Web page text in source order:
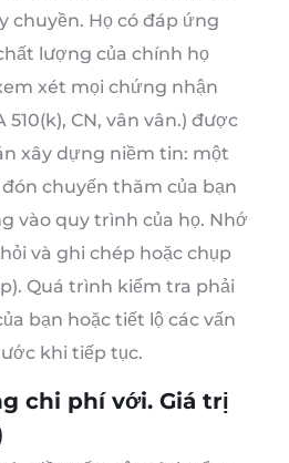
chuyền. Họ có đáp ứng
lượng của chính họ
xét mọi chứng nhận
510(k), CN, vân vân.) được
xây dựng niềm tin: một
chuyến thăm của bạn
vào quy trình của họ. Nhớ
và ghi chép hoặc chụp
Quá trình kiểm tra phải
bạn hoặc tiết lộ các vấn
khi tiếp tục.
chi phí với. Giá trị